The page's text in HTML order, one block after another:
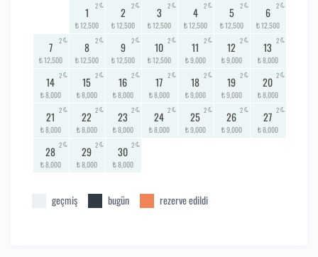
1
₺ 12,500
2 2
₺ 12,500
2 3
₺ 12,500
2 4
₺ 12,500
2 5
₺ 12,500
2 6
₺ 12,500
2
7
₺ 12,500
2 8
₺ 12,500
2 9
₺ 12,500
2 10
₺ 12,500
2 11
₺ 9,000
2 12
₺ 9,000
2 13
₺ 8,000
2
14
₺ 8,000
2 15
₺ 8,000
2 16
₺ 8,000
2 17
₺ 8,000
2 18
₺ 9,000
2 19
₺ 9,000
2 20
₺ 8,000
2
21
₺ 8,000
2 22
₺ 8,000
2 23
₺ 8,000
2 24
₺ 8,000
2 25
₺ 9,000
2 26
₺ 9,000
2 27
₺ 8,000
2
28
₺ 8,000
2 29
₺ 8,000
2 30
₺ 8,000
2
geçmiş bugün rezerve edildi